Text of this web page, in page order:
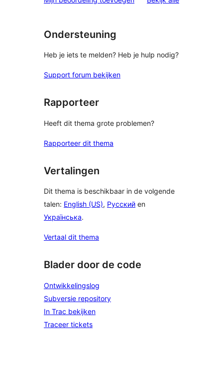
Ondersteuning
Heb je iets te melden? Heb je hulp nodig?
Support forum bekijken
Rapporteer
Heeft dit thema grote problemen?
Rapporteer dit thema
Vertalingen
Dit thema is beschikbaar in de volgende
talen: English (US), Русский en
Українська.
Vertaal dit thema
Blader door de code
Ontwikkelingslog
Subversie repository
In Trac bekijken
Traceer tickets